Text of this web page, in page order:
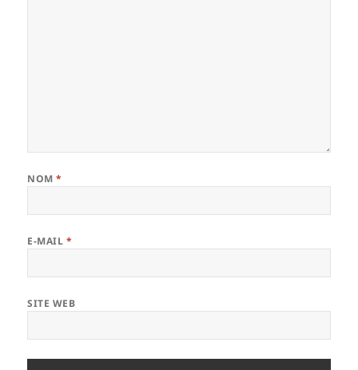
NOM*
E-MAIL *
SITE WEB